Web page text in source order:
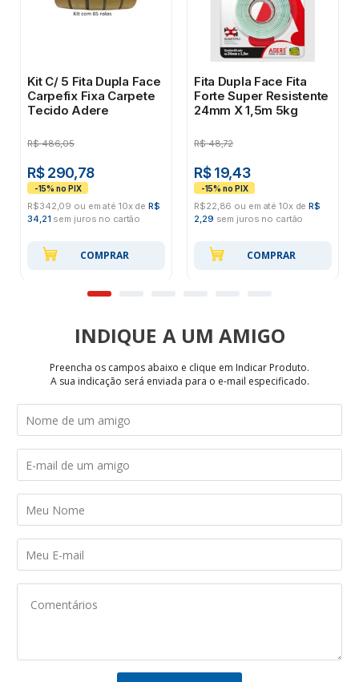
Kit C/ 5 Fita Dupla Face
Carpefix Fixa Carpete
Tecido Adere
R$ 486,05
R$ 290,78
R$342,09 ou em até 10x deR$
34,21 sem juros no cartão
COMPRAR
Fita Dupla Face Fita
Forte Super Resistente
24mm X 1,5m 5kg
R$ 48,72
R$ 19,43
R$22,86 ou em até 10x deR$
2,29 sem juros no cartão
COMPRAR
INDIQUE
Preencha os campos abaixo e clique em Indicar Produto.
A sua indicação será enviada para o e-mail especificado.